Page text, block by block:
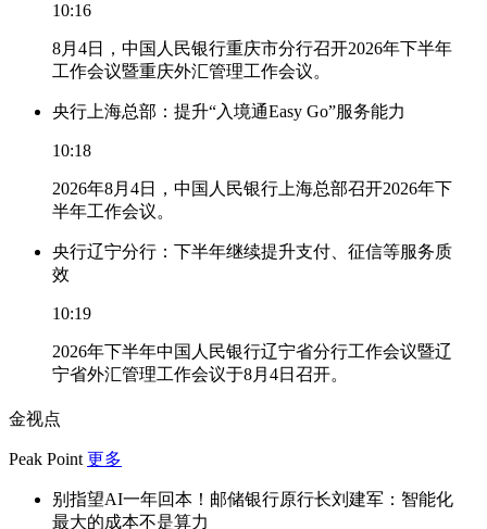
10:16
8月4日，中国人民银行重庆市分行召开2026年下半年
工作会议暨重庆外汇管理工作会议。
央行上海总部：提升“入境通Easy Go”服务能力
10:18
2026年8月4日，中国人民银行上海总部召开2026年下
半年工作会议。
央行辽宁分行：下半年继续提升支付、征信等服务质
效
10:19
2026年下半年中国人民银行辽宁省分行工作会议暨辽
宁省外汇管理工作会议于8月4日召开。
金视点
Peak Point 更多
别指望AI一年回本！邮储银行原行长刘建军：智能化
最大的成本不是算力